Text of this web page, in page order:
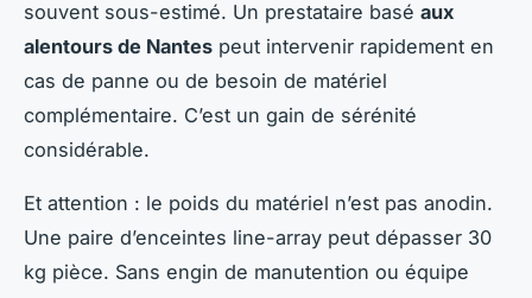
souvent sous-estimé. Un prestataire basé aux
alentours de Nantes peut intervenir rapidement en
cas de panne ou de besoin de matériel
complémentaire. C’est un gain de sérénité
considérable.
Et attention : le poids du matériel n’est pas anodin.
Une paire d’enceintes line-array peut dépasser 30
kg pièce. Sans engin de manutention ou équipe